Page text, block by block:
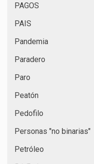
PAGOS
PAIS
Pandemia
Paradero
Paro
Peatón
Pedofilo
Personas "no binarias"
Petróleo